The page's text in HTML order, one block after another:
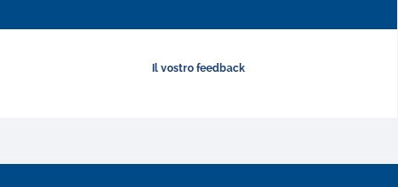
Il vostro feedback